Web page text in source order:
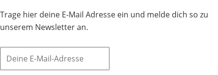
Trage hier deine E-Mail Adresse ein und melde dich so zu
unserem Newsletter an.